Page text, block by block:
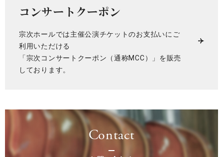
コンサートクーポン
宗次ホールでは主催公演チケットのお支払いにご
利用いただける
「宗次コンサートクーポン（通称MCC）」を販売
しております。
Contact